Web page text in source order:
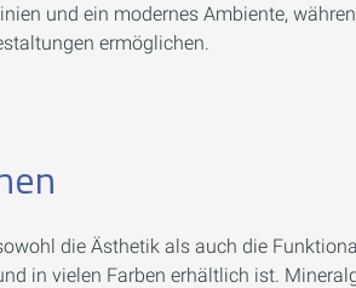
und ein modernes Ambiente,
ermöglichen.
die Ästhetik als auch die
in vielen Farben erhältlich ist.